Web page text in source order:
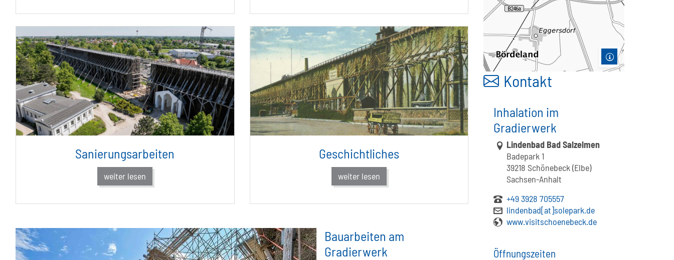
Sanierungsarbeiten
weiter lesen
Geschichtliches
weiter lesen
Bauarbeiten am
Gradierwerk
Kontakt
Inhalation im
Gradierwerk
Link zur Google-Maps Navigation
Lindenbad Bad Salzelmen
Badepark 1
39218 Schönebeck (Elbe)
Sachsen-Anhalt
+49 3928 705557
lindenbad[at]solepark.de
www.visitschoenebeck.de
Öffnungszeiten